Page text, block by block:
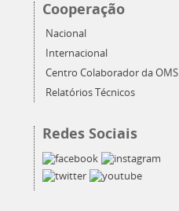
Cooperação
Nacional
Internacional
Centro Colaborador da OMS
Relatórios Técnicos
Redes Sociais